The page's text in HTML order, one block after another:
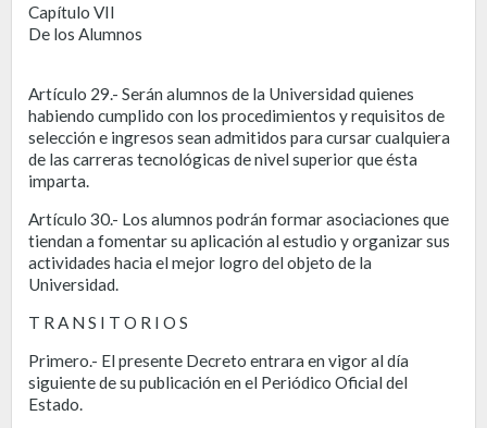
Capítulo VII
De los Alumnos
Artículo 29.- Serán alumnos de la Universidad quienes
habiendo cumplido con los procedimientos y requisitos de
selección e ingresos sean admitidos para cursar cualquiera
de las carreras tecnológicas de nivel superior que ésta
imparta.
Artículo 30.- Los alumnos podrán formar asociaciones que
tiendan a fomentar su aplicación al estudio y organizar sus
actividades hacia el mejor logro del objeto de la
Universidad.
T R A N S I T O R I O S
Primero.- El presente Decreto entrara en vigor al día
siguiente de su publicación en el Periódico Oficial del
Estado.